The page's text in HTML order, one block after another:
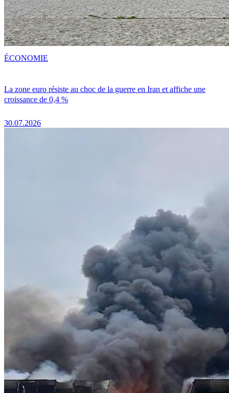
La zone euro résiste au choc de la guerre en Iran et affiche une
croissance de 0,4 %
30.07.2026
ÉCONOMIE